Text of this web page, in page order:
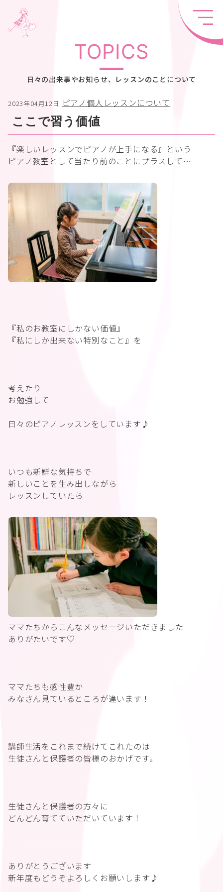
TOPICS
日々の出来事やお知らせ、レッスンのことについて
2023年04月12日 ピアノ個人レッスンについて
ここで習う価値
『楽しいレッスンでピアノが上手になる』という
ピアノ教室として当たり前のことにプラスして…
『私のお教室にしかない価値』
『私にしか出来ない特別なこと』を
考えたり
お勉強して
日々のピアノレッスンをしています♪
いつも新鮮な気持ちで
新しいことを生み出しながら
レッスンしていたら
ママたちからこんなメッセージいただきました
ありがたいです♡
ママたちも感性豊か
みなさん見ているところが違います！
講師生活をこれまで続けてこれたのは
生徒さんと保護者の皆様のおかげです。
生徒さんと保護者の方々に
どんどん育てていただいています！
ありがとうございます
新年度もどうぞよろしくお願いします♪